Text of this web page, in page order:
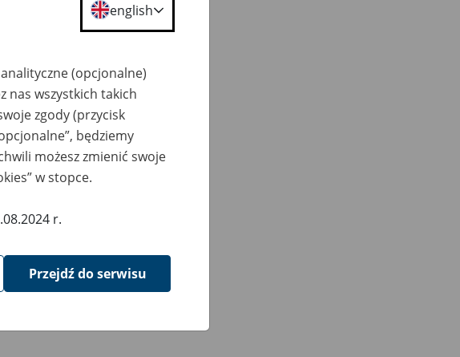
english
(opcjonalne)
nas wszystkich takich
zgody (przycisk
będziemy
możesz zmienić swoje
w stopce.
r.
Przejdź do serwisu